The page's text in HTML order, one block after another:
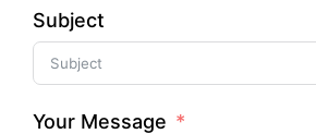
Subject
Your Message